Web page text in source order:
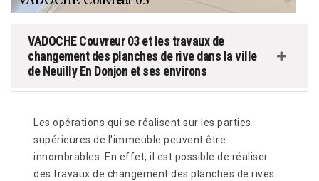
VADOCHE Couvreur 03 et les travaux de
changement des planches de rive dans la ville
de Neuilly En Donjon et ses environs
Les opérations qui se réalisent sur les parties
supérieures de l'immeuble peuvent être
innombrables. En effet, il est possible de réaliser
des travaux de changement des planches de rives.